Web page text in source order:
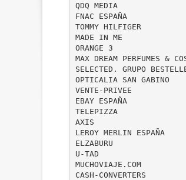
QDQ MEDIA
FNAC ESPAÑA
TOMMY HILFIGER
MADE IN ME
ORANGE 3
MAX DREAM PERFUMES &
SELECTED. GRUPO
OPTICALIA SAN GABINO
VENTE-PRIVEE
EBAY ESPAÑA
TELEPIZZA
AXIS
LEROY MERLIN ESPAÑA
ELZABURU
U-TAD
MUCHOVIAJE.COM
CASH-CONVERTERS